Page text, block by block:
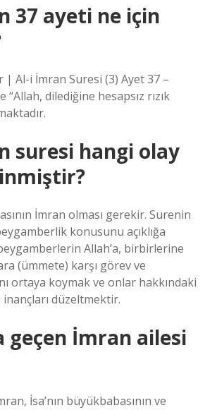
37 ayeti ne için
| Al-i İmran Suresi (3) Ayet 37 –
“Allah, dilediğine hesapsız rızık
suresi hangi olay
İmran olması gerekir. Surenin
konusunu açıklığa
Allah’a, birbirlerine
(ümmete) karşı görev ve
ortaya koymak ve onlar hakkındaki
inançları düzeltmektir.
geçen İmran ailesi
İsa’nın büyükbabasının ve